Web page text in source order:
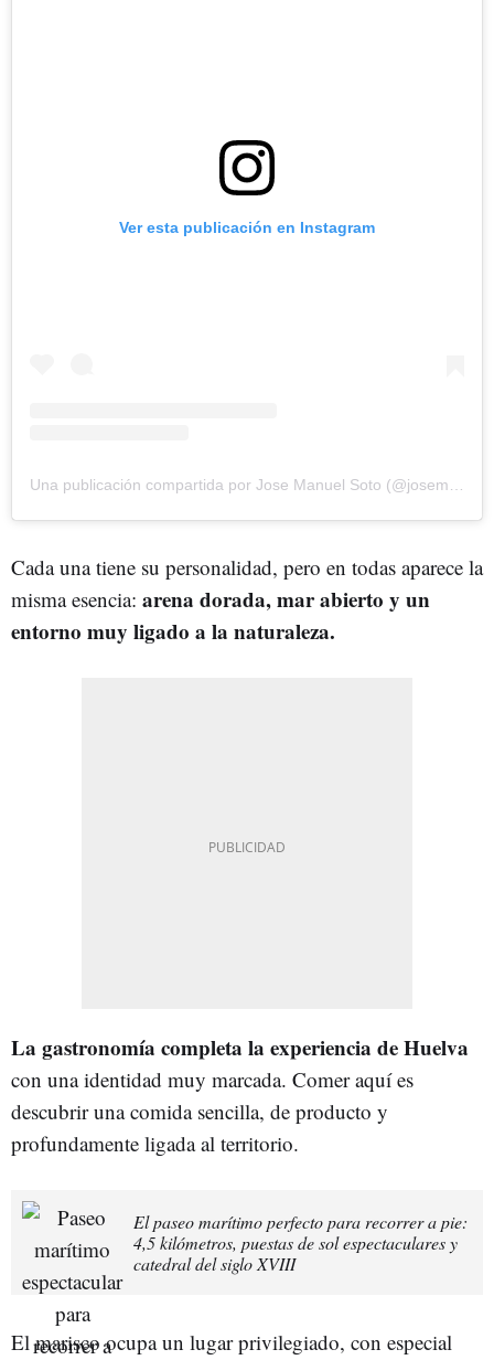
Ver esta publicación en Instagram
Cada una tiene su personalidad, pero en todas aparece la
misma esencia: arena dorada, mar abierto y un
entorno muy ligado a la naturaleza.
La gastronomía completa la experiencia de Huelva
con una identidad muy marcada. Comer aquí es
descubrir una comida sencilla, de producto y
profundamente ligada al territorio.
El paseo marítimo perfecto para recorrer a pie:
4,5 kilómetros, puestas de sol espectaculares y
catedral del siglo XVIII
El marisco ocupa un lugar privilegiado, con especial